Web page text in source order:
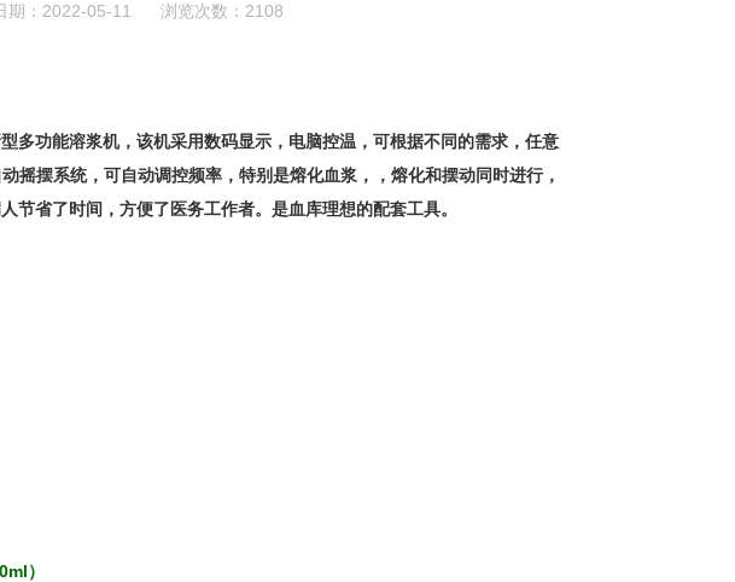
期：2022-05-11 浏览次数：2108
多功能溶浆机，该机采用数码显示，电脑控温，可根据不同的需求，任意
摇摆系统，可自动调控频率，特别是熔化血浆，，熔化和摆动同时进行，
节省了时间，方便了医务工作者。是血库理想的配套工具。
）